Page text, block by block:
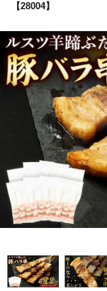
【28004】